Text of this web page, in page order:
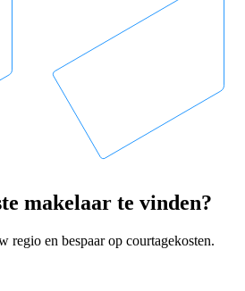
makelaar te vinden?
regio en bespaar op courtagekosten.